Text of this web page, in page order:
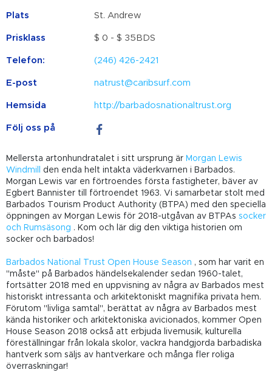
Plats St. Andrew
Prisklass $ 0 - $ 35BDS
Telefon: (246) 426-2421
E-post natrust@caribsurf.com
Hemsida http://barbadosnationaltrust.org
Följ oss på
Mellersta artonhundratalet i sitt ursprung är Morgan Lewis
Windmill
den enda helt intakta väderkvarnen i Barbados.
Morgan Lewis var en förtroendes första fastigheter, bäver av
Egbert Bannister till förtroendet 1963. Vi samarbetar stolt med
Barbados Tourism Product Authority (BTPA) med den speciella
öppningen av Morgan Lewis för 2018-utgåvan av BTPAs socker
och Rumsäsong . Kom och lär dig den viktiga historien om
socker och barbados!
Barbados National Trust Open House Season , som har varit en
"måste" på Barbados händelsekalender sedan 1960-talet,
fortsätter 2018 med en uppvisning av några av Barbados mest
historiskt intressanta och arkitektoniskt magnifika privata hem.
Förutom "livliga samtal", berättat av några av Barbados mest
kända historiker och arkitektoniska avicionados, kommer Open
House Season 2018 också att erbjuda livemusik, kulturella
föreställningar från lokala skolor, vackra handgjorda barbadiska
hantverk som säljs av hantverkare och många fler roliga
överraskningar!